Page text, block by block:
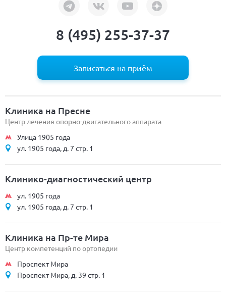
8 (495) 255-37-37
Записаться на приём
Клиника на Пресне
Центр лечения опорно-двигательного аппарата
Улица 1905 года
ул. 1905 года, д. 7 стр. 1
Клинико-диагностический центр
ул. 1905 года
ул. 1905 года, д. 7 стр. 1
Клиника на Пр-те Мира
Центр компетенций по ортопедии
Проспект Мира
Проспект Мира, д. 39 стр. 1